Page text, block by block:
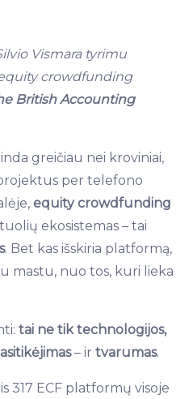
Vismara tyrimu
crowdfunding
British Accounting
greičiau nei kroviniai,
per telefono
equity crowdfunding
ekosistemas – tai
. Bet kas išskiria platformą,
mastu, nuo tos, kuri lieka
tai ne tik technologijos,
– irtvarumas.
317 ECF platformų visoje